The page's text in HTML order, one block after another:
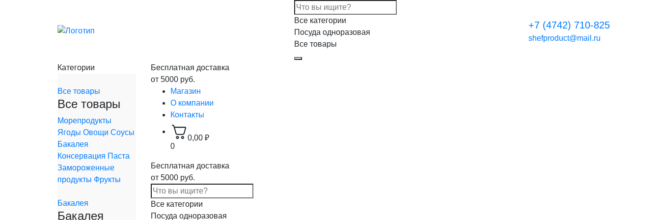
Все категории
Посуда одноразовая
Все товары
+7 (4742) 710-825
shefproduct@mail.ru
Категории
Все товары
Все товары
Морепродукты
Ягоды Овощи Соусы
Бакалея
Консервация Паста
Замороженные
продукты Фрукты
Бакалея
Бакалея
Бесплатная доставка
от 5000 руб.
Магазин
О компании
Контакты
0
0,00 ₽
Бесплатная доставка
от 5000 руб.
Все категории
Посуда одноразовая